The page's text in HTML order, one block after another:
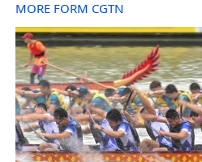
MORE FORM CGTN